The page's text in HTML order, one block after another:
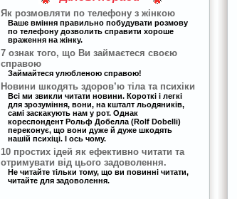
Як розмовляти по телефону з жінкою
Ваше вміння правильно побудувати розмову
по телефону дозволить справити хороше
враження на жінку.
7 ознак того, що Ви займаєтеся своєю
справою
Займайтеся улюбленою справою!
Новини шкодять здоров’ю тіла та психіки
Всі ми звикли читати новини. Короткі і легкі
для зрозуміння, вони, на кшталт льодяників,
самі заскакують нам у рот. Однак
кореспондент Рольф Добелла (Rolf Dobelli)
переконує, що вони дуже й дуже шкодять
нашій психіці. І ось чому.
10 простих ідей як ефективно читати та
отримувати від цього задоволення.
Не читайте тільки тому, що ви повинні читати,
читайте для задоволення.